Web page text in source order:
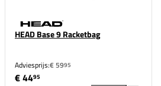
HEAD Base 9 Racketbag
Adviesprijs:€ 5995
€ 4495